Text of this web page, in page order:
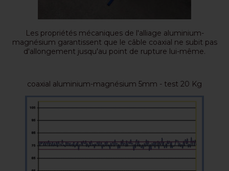
Les propriétés mécaniques de l'alliage aluminium-
magnésium garantissent que le câble coaxial ne subit pas
d'allongement jusqu'au point de rupture lui-même.
coaxial aluminium-magnésium 5mm - test 20 Kg